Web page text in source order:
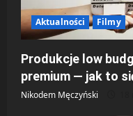
Aktualności Filmy
Produkcje low
premium — jak to
Nikodem Męczyński